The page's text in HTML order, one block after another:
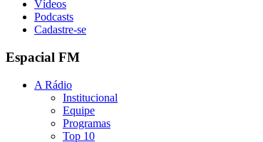
Vídeos
Podcasts
Cadastre-se
Espacial FM
A Rádio
Institucional
Equipe
Programas
Top 10